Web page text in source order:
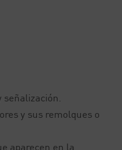
y sus remolques o
aparecen en la